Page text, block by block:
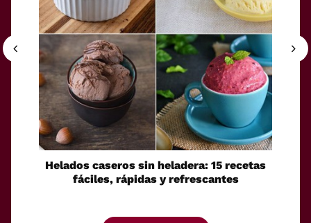
Helados caseros sin heladera: 15 recetas
fáciles, rápidas y refrescantes